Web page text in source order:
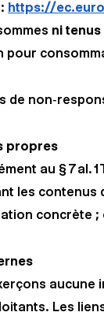
https://
ni
pour
de
propres
au § 7 al.
les contenus
concrète
Les